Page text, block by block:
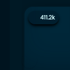
411.2k